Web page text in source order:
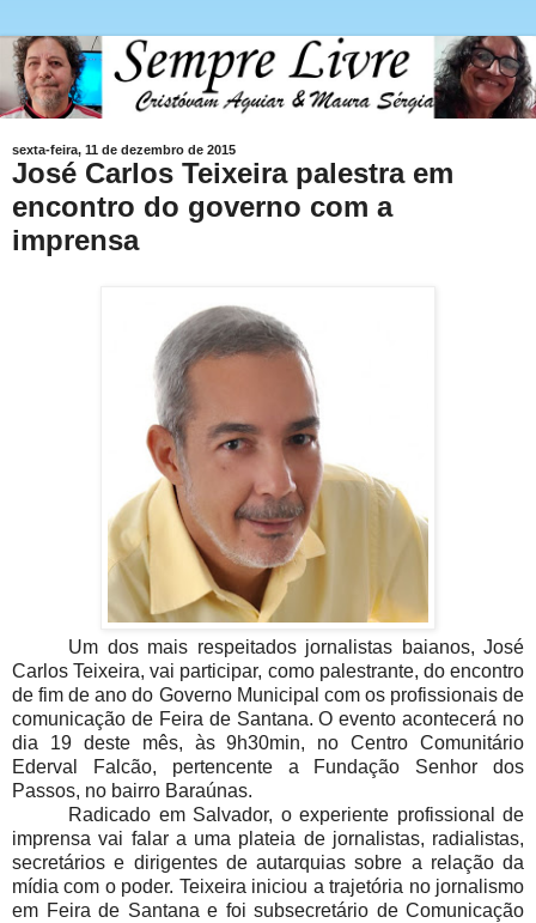
sexta-feira, 11 de dezembro de 2015
José Carlos Teixeira palestra em
encontro do governo com a
imprensa
Um dos mais respeitados jornalistas baianos, José
Carlos Teixeira, vai participar, como palestrante, do encontro
de fim de ano do Governo Municipal com os profissionais de
comunicação de Feira de Santana. O evento acontecerá no
dia 19 deste mês, às 9h30min, no Centro Comunitário
Ederval Falcão, pertencente a Fundação Senhor dos
Passos, no bairro Baraúnas.
Radicado em Salvador, o experiente profissional de
imprensa vai falar a uma plateia de jornalistas, radialistas,
secretários e dirigentes de autarquias sobre a relação da
mídia com o poder. Teixeira iniciou a trajetória no jornalismo
em Feira de Santana e foi subsecretário de Comunicação